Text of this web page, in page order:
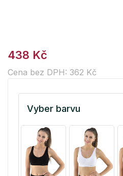
438 Kč
Cena bez DPH: 362 Kč
Vyber barvu